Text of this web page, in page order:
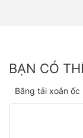
BẠN CÓ
Băng tải xoắn ốc